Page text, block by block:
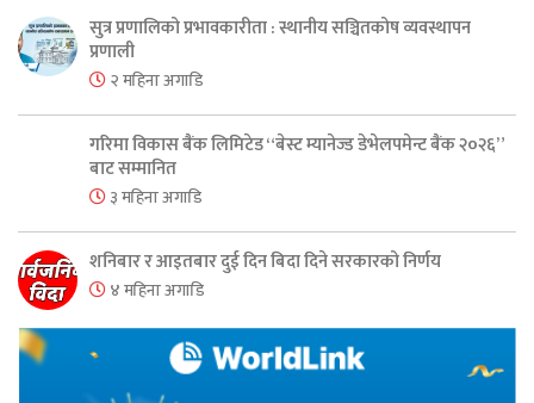
सुत्र प्रणालिको प्रभावकारीता : स्थानीय सञ्चितकोष व्यवस्थापन
प्रणाली
२ महिना अगाडि
गरिमा विकास बैंक लिमिटेड “बेस्ट म्यानेज्ड डेभेलपमेन्ट बैंक २०२६”
बाट सम्मानित
३ महिना अगाडि
शनिबार र आइतबार दुई दिन बिदा दिने सरकारको निर्णय
४ महिना अगाडि